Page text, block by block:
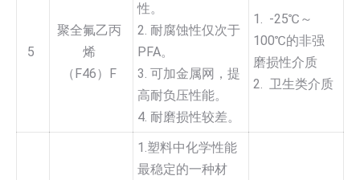
5
聚全氟乙丙
烯
（F46）F
性。
2. 耐腐蚀性仅次于
PFA。
3. 可加金属网，提
高耐负压性能。
4. 耐磨损性较差。
1. -25℃～
100℃的非强
磨损性介质
2. 卫生类介质
1.塑料中化学性能
最稳定的一种材